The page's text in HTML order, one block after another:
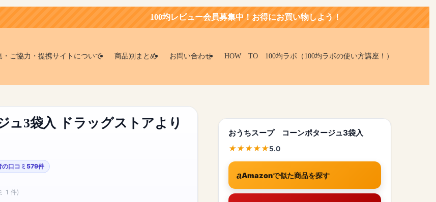
100均レビュー会員募集中！お得にお買い物しよう！
・ご協力・提携サイトについて 商品別まとめ お問い合わせ HOW TO 100均ラボ（100均ラボの使い方講座！）
3袋入 ドラッグストアより
の口コミ579件
1 件)
おうちスープ コーンポタージュ3袋入
5.0
Amazonで似た商品を探す